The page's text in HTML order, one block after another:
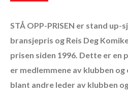
STÅ OPP-PRISEN er stand up-
bransjepris og Reis Deg
prisen siden 1996. Dette er
er medlemmene av klubben
blant andre leder av klubben